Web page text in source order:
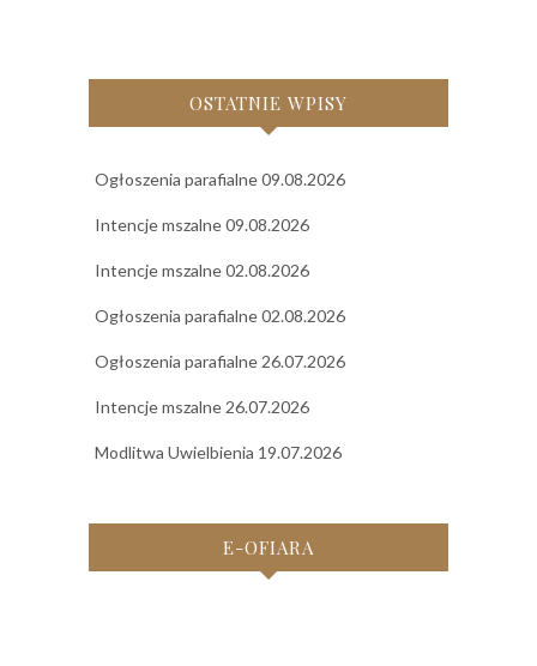
OSTATNIE WPISY
Ogłoszenia parafialne 09.08.2026
Intencje mszalne 09.08.2026
Intencje mszalne 02.08.2026
Ogłoszenia parafialne 02.08.2026
Ogłoszenia parafialne 26.07.2026
Intencje mszalne 26.07.2026
Modlitwa Uwielbienia 19.07.2026
E-OFIARA